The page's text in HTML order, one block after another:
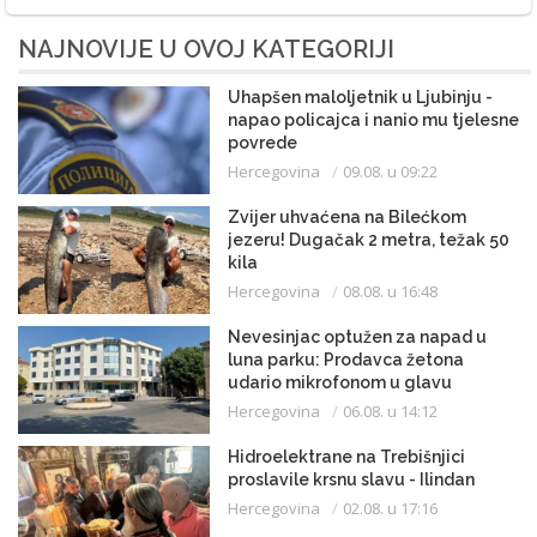
NAJNOVIJE U OVOJ KATEGORIJI
Uhapšen maloljetnik u Ljubinju -
napao policajca i nanio mu tjelesne
povrede
Hercegovina 09.08. u 09:22
Zvijer uhvaćena na Bilećkom
jezeru! Dugačak 2 metra, težak 50
kila
Hercegovina 08.08. u 16:48
Nevesinjac optužen za napad u
luna parku: Prodavca žetona
udario mikrofonom u glavu
Hercegovina 06.08. u 14:12
Hidroelektrane na Trebišnjici
proslavile krsnu slavu - Ilindan
Hercegovina 02.08. u 17:16